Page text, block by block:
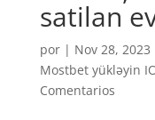
satilan
por | Nov 28, 2023
Mostbet yükləyin
Comentarios